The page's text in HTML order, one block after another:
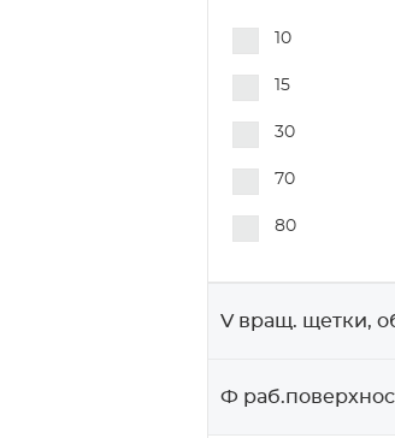
10
15
30
70
80
V вращ. щетки,
Ф